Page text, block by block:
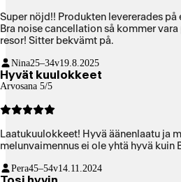
Super nöjd!! Produkten levererades på
Bra noise cancellation så kommer
resor! Sitter bekvämt på.
Nina25–34v19.8.2025
Hyvät kuulokkeet
Arvosana 5/5
Laatukuulokkeet! Hyvä äänenlaatu ja
melunvaimennus ei ole yhtä hyvä kuin
Pera45–54v14.11.2024